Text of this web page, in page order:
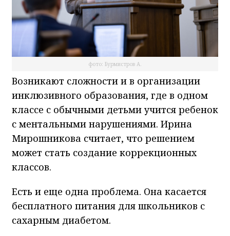
фото: Бурмистров А.
Возникают сложности и в организации
инклюзивного образования, где в одном
классе с обычными детьми учится ребенок
с ментальными нарушениями. Ирина
Мирошникова считает, что решением
может стать создание коррекционных
классов.
Есть и еще одна проблема. Она касается
бесплатного питания для школьников с
сахарным диабетом.